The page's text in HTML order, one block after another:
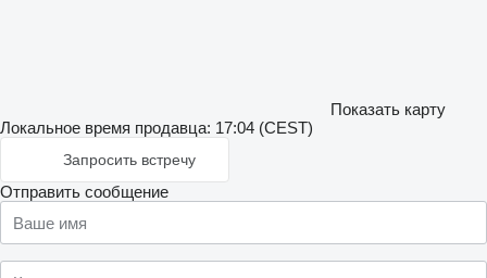
Показать карту
Локальное время продавца: 17:04 (CEST)
Запросить встречу
Отправить сообщение